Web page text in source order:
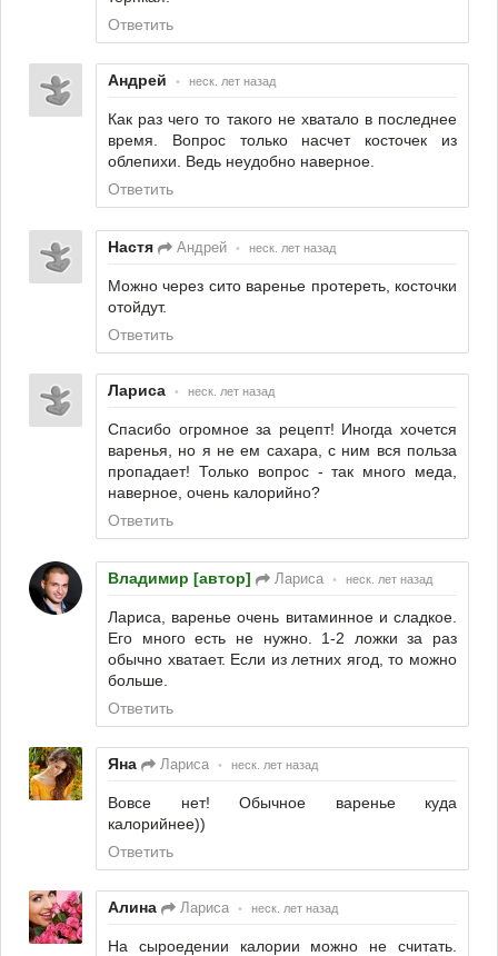
Ответить
Андрей • неск. лет назад
Как раз чего то такого не хватало в последнее
время. Вопрос только насчет косточек из
облепихи. Ведь неудобно наверное.
Ответить
Настя Андрей • неск. лет назад
Можно через сито варенье протереть, косточки
отойдут.
Ответить
Лариса • неск. лет назад
Спасибо огромное за рецепт! Иногда хочется
варенья, но я не ем сахара, с ним вся польза
пропадает! Только вопрос - так много меда,
наверное, очень калорийно?
Ответить
Владимир [автор] Лариса • неск. лет назад
Лариса, варенье очень витаминное и сладкое.
Его много есть не нужно. 1-2 ложки за раз
обычно хватает. Если из летних ягод, то можно
больше.
Ответить
Яна Лариса • неск. лет назад
Вовсе нет! Обычное варенье куда
калорийнее))
Ответить
Алина Лариса • неск. лет назад
На сыроедении калории можно не считать.